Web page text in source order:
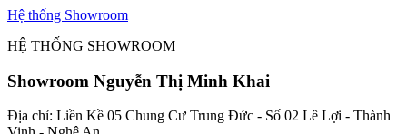
Hệ thống Showroom
HỆ THỐNG SHOWROOM
Showroom Nguyễn Thị Minh Khai
Địa chỉ: Liền Kề 05 Chung Cư Trung Đức - Số 02 Lê Lợi - Thành